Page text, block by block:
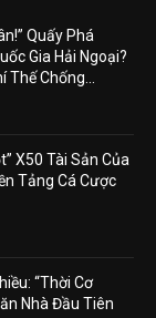
Quấy Phá
Gia Hải Ngoại?
Thế Chống...
X50 Tài Sản Của
Tảng Cá Cược
“Thời Cơ
Nhà Đầu Tiên